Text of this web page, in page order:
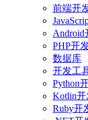
前端开
Android
PHP开
数据库
开发工
Python
Kotlin开
Ruby开